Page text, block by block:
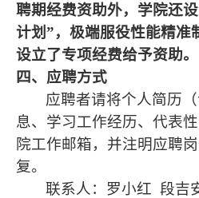
聘期经费资助外，学院还
计划”，极端服役性能精准
设立了专项经费给予资助。
四、应聘方式
应聘者请将个人简历
息、学习工作经历、代表
院工作邮箱，并注明应聘
复。
联系人：罗小红 段吉